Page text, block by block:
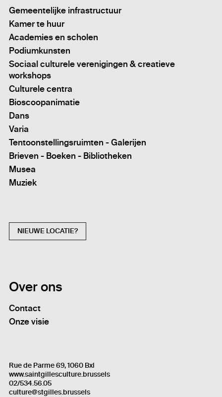
Gemeentelijke infrastructuur
Kamer te huur
Academies en scholen
Podiumkunsten
Sociaal culturele verenigingen & creatieve
workshops
Culturele centra
Bioscoopanimatie
Dans
Varia
Tentoonstellingsruimten - Galerijen
Brieven - Boeken - Bibliotheken
Musea
Muziek
NIEUWE LOCATIE?
Over ons
Contact
Onze visie
Rue de Parme 69, 1060 Bxl
www.saintgillesculture.brussels
02/534.56.05
culture@stgilles.brussels